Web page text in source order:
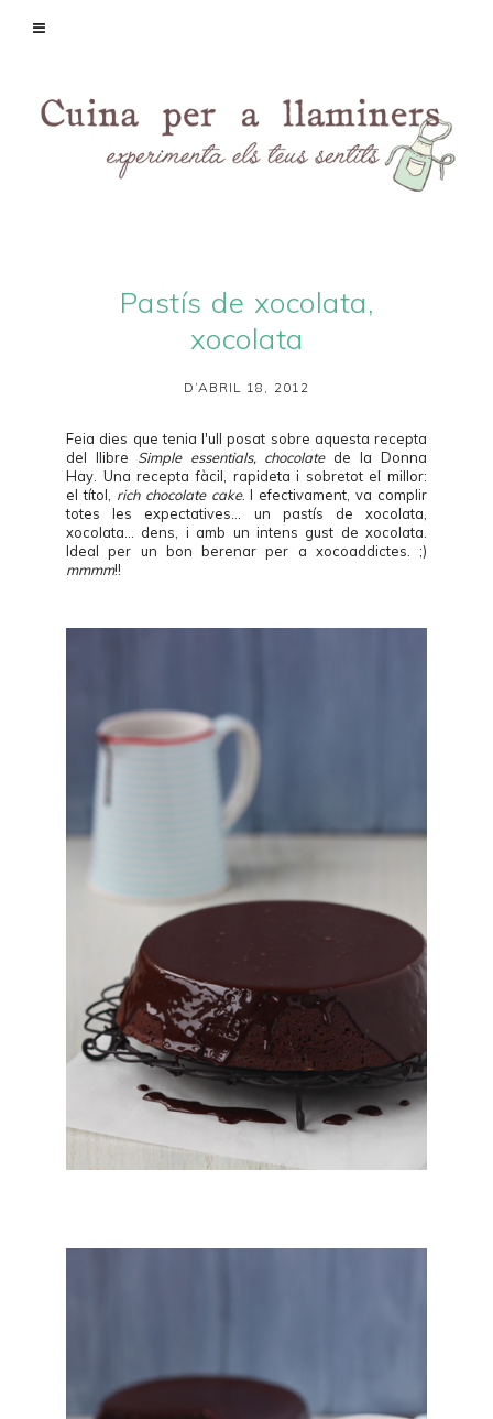
Pastís de xocolata,
xocolata
D’ABRIL 18, 2012
Feia dies que tenia l'ull posat sobre aquesta recepta
del llibre Simple essentials, chocolatede la Donna
Hay. Una recepta fàcil, rapideta i sobretot el millor:
el títol, rich chocolate cake. I efectivament, va complir
totes les expectatives... un pastís de xocolata,
xocolata... dens, i amb un intens gust de xocolata.
Ideal per un bon berenar per a xocoaddictes. ;)
mmmm!!